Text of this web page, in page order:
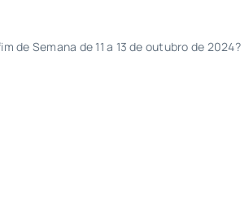
de Semana de 11 a 13 de outubro de 2024?